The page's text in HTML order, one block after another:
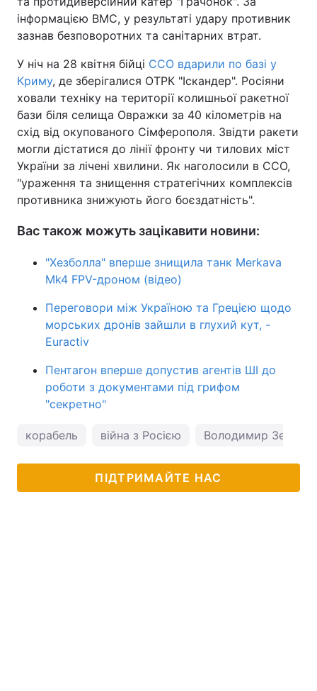
інформацією ВМС, у результаті удару противник
зазнав безповоротних та санітарних втрат.
У ніч на 28 квітня бійці ССО вдарили по базі у
Криму, де зберігалися ОТРК "Іскандер". Росіяни
ховали техніку на території колишньої ракетної
бази біля селища Овражки за 40 кілометрів на
схід від окупованого Сімферополя. Звідти ракети
могли дістатися до лінії фронту чи тилових міст
України за лічені хвилини. Як наголосили в ССО,
"ураження та знищення стратегічних комплексів
противника знижують його боєздатність".
Вас також можуть зацікавити новини:
"Хезболла" вперше знищила танк Merkava
Mk4 FPV-дроном (відео)
Переговори між Україною та Грецією щодо
морських дронів зайшли в глухий кут, -
Euractiv
Пентагон вперше допустив агентів ШІ до
роботи з документами під грифом
"секретно"
корабель війна з Росією Володимир
ПІДТРИМАЙТЕ НАС